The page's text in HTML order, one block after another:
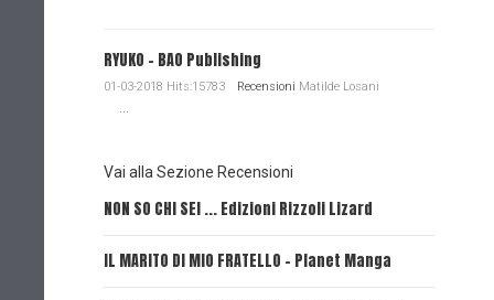
RYUKO - BAO Publishing
01-03-2018 Hits:15783 Recensioni Matilde Losani
...
Vai alla Sezione Recensioni
NON SO CHI SEI ... Edizioni Rizzoli Lizard
IL MARITO DI MIO FRATELLO - Planet Manga